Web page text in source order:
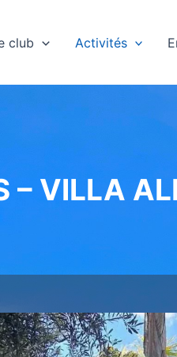
club Activités
– VILLA